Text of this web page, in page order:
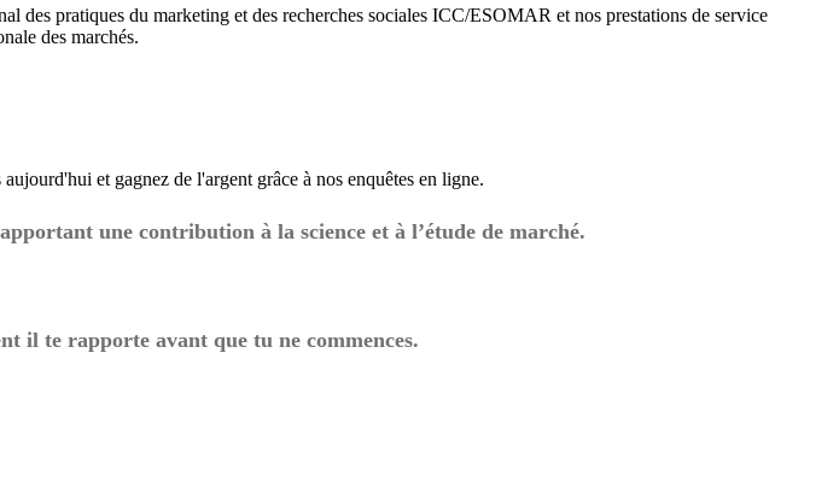
des pratiques du marketing et des recherches sociales ICC/ESOMAR et nos prestations de service
des marchés.
et gagnez de l'argent grâce à nos enquêtes en ligne.
une contribution à la science et à l’étude de marché.
il te rapporte avant que tu ne commences.